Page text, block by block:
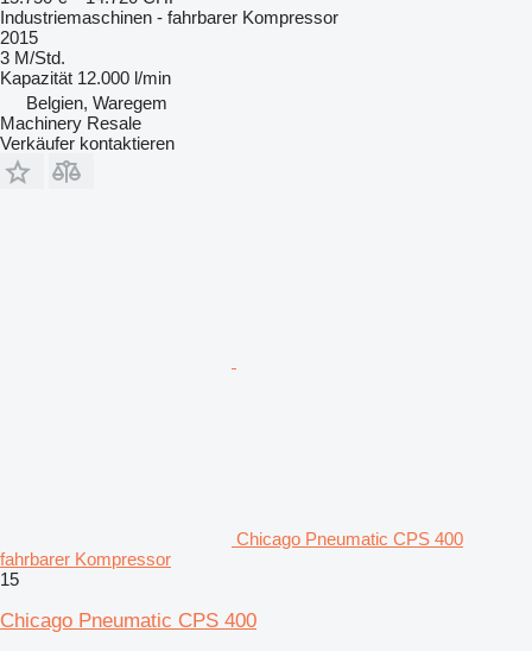
Industriemaschinen - fahrbarer Kompressor
2015
3 M/Std.
Kapazität 12.000 l/min
Belgien, Waregem
Machinery Resale
Verkäufer kontaktieren
Chicago Pneumatic CPS 400
fahrbarer Kompressor
15
Chicago Pneumatic CPS 400